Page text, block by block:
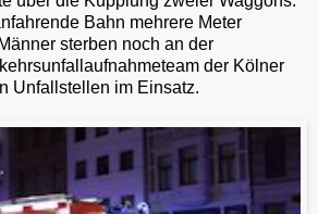
Bahn mehrere Meter
sterben noch an der
der Kölner
Unfallstellen im Einsatz.